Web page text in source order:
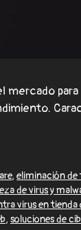
mercado
,eliminación de
de virus y
virus en tienda
, soluciones de